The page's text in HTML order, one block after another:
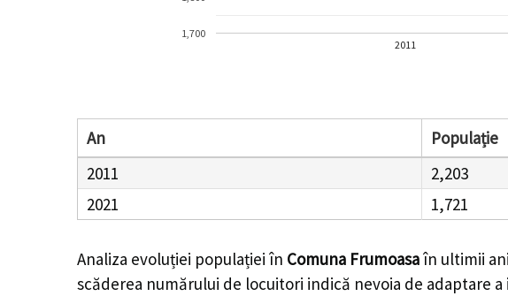
2011
1,700
An Populație
2011
2,203
2021
1,721
Analiza evoluției populației în Comuna Frumoasaîn ultimii
scăderea numărului de locuitori indică nevoia de adaptare